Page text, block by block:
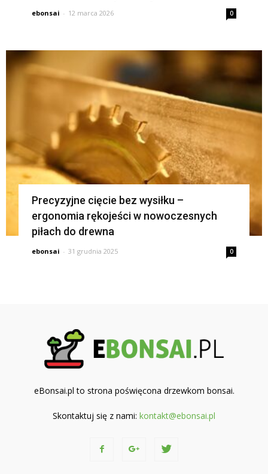
ebonsai - 12 marca 2026 0
Precyzyjne cięcie bez wysiłku –
ergonomia rękojeści w nowoczesnych
piłach do drewna
ebonsai - 31 grudnia 2025 0
eBonsai.pl to strona poświęcona drzewkom bonsai.
Skontaktuj się z nami: kontakt@ebonsai.pl